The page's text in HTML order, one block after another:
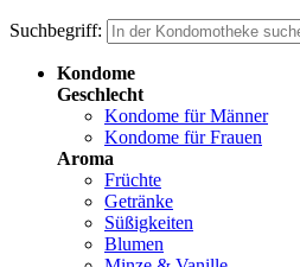
Suchbegriff:
Kondome
Geschlecht
Kondome für Männer
Kondome für Frauen
Aroma
Früchte
Getränke
Süßigkeiten
Blumen